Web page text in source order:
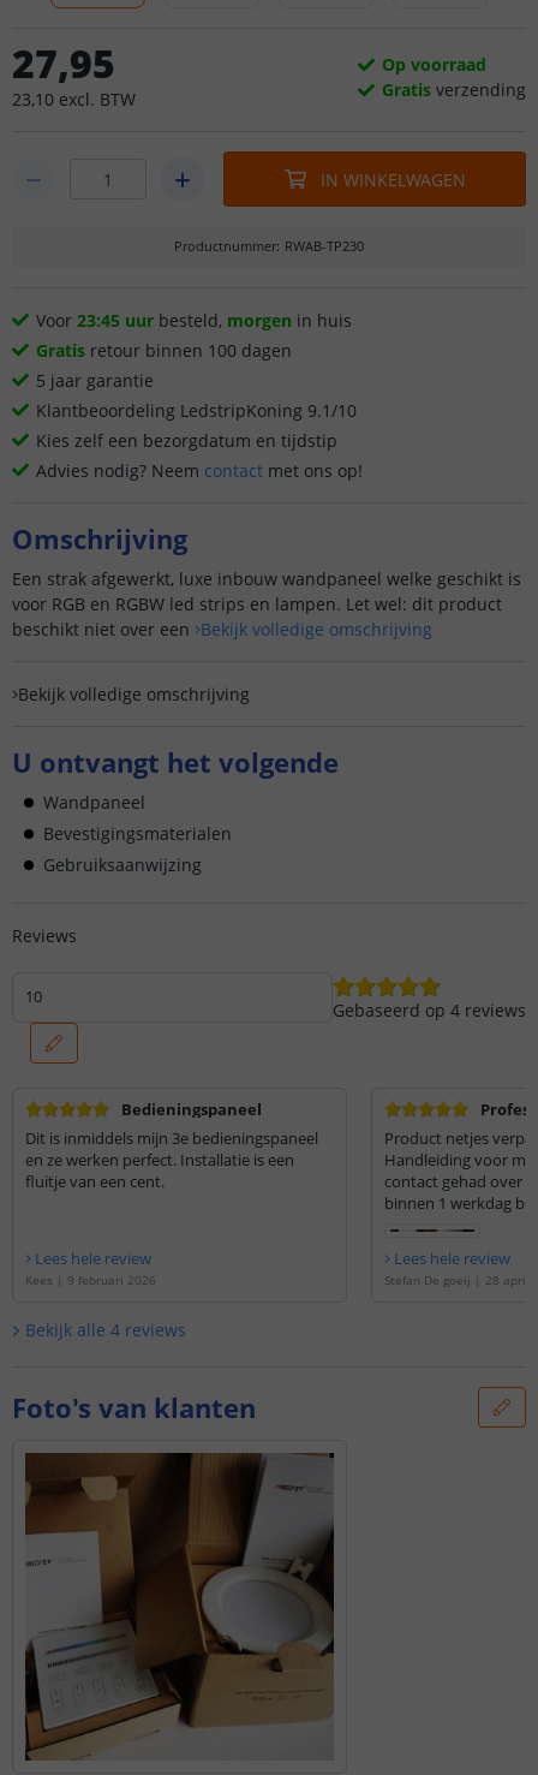
27,95
23,10 excl. BTW
Op voorraad
Gratis verzending
IN WINKELWAGEN
Productnummer: RWAB-TP230
Voor 23:45 uur besteld, morgen in huis
Gratis retour binnen 100 dagen
5 jaar garantie
Klantbeoordeling LedstripKoning 9.1/10
Kies zelf een bezorgdatum en tijdstip
Advies nodig? Neem contact met ons op!
Omschrijving
Een strak afgewerkt, luxe inbouw wandpaneel welke geschikt is
voor RGB en RGBW led strips en lampen. Let wel: dit product
beschikt niet over een Bekijk volledige omschrijving
Bekijk volledige omschrijving
U ontvangt het volgende
Wandpaneel
Bevestigingsmaterialen
Gebruiksaanwijzing
Reviews
10
Gebaseerd op 4 reviews
Bedieningspaneel
Dit is inmiddels mijn 3e bedieningspaneel
en ze werken perfect. Installatie is een
fluitje van een cent.
Lees hele review
Kees | 9 februari 2026
Product netjes
Handleiding voor
contact gehad over
binnen 1 werkdag
Lees hele review
Stefan De goeij | 28 april
Bekijk alle 4 reviews
Foto's van klanten